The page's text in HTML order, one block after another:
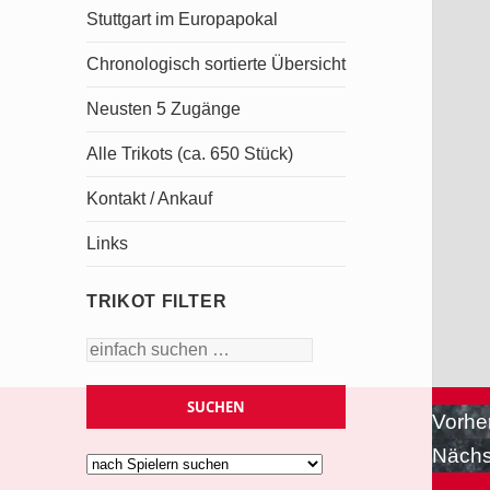
Stuttgart im Europapokal
Chronologisch sortierte Übersicht
Neusten 5 Zugänge
Alle Trikots (ca. 650 Stück)
Kontakt / Ankauf
Links
TRIKOT FILTER